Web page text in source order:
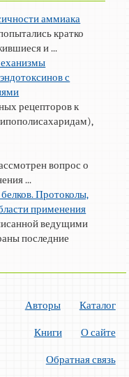
аммиака
кратко
и ...
с
рецепторов к
вопрос о
...
Протоколы,
применения
ведущими
последние
Авторы Каталог
Книги О сайте
Обратная связь